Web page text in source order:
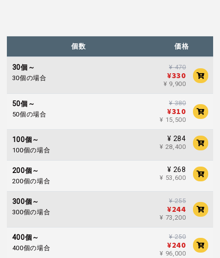
個数 価格
30個～
30個の場合
¥ 470
¥330
¥ 9,900
50個～
50個の場合
¥ 380
¥310
¥ 15,500
100個～
100個の場合
¥ 284
¥ 28,400
200個～
200個の場合
¥ 268
¥ 53,600
300個～
300個の場合
¥ 255
¥244
¥ 73,200
400個～
400個の場合
¥ 250
¥240
¥ 96,000